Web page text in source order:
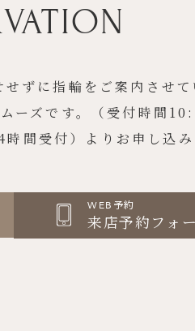
ずに指輪をご案内させ
ーズです。（受付時間
間受付）よりお申し込
WEB予約
来店予約フォ